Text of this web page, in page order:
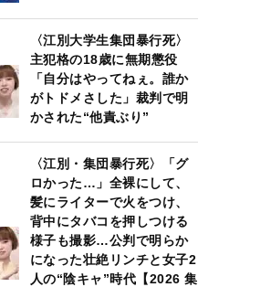
〈江別大学生集団暴行死〉
主犯格の18歳に無期懲役
「自分はやってねぇ。誰か
がトドメさした」裁判で明
かされた“他責ぶり”
〈江別・集団暴行死〉「グ
ロかった…」全裸にして、
髪にライターで火をつけ、
背中にタバコを押しつける
様子も撮影…公判で明らか
になった壮絶リンチと女子2
人の“陰キャ”時代【2026 集